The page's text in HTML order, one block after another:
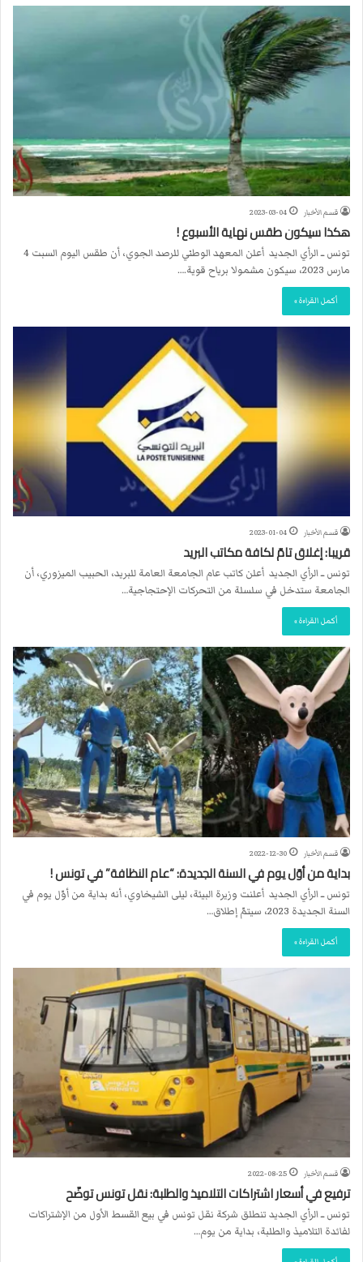
قسم الأخبار 2023-03-04
هكذا سيكون طقس نهاية الأسبوع !
تونس ــ الرأي الجديد أعلن المعهد الوطني للرصد الجوي، أن طقس اليوم السبت 4
مارس 2023، سيكون مشمولا برياح قوية.…
أكمل القراءة »
قسم الأخبار 2023-01-04
قريبا: إغلاق تامّ لكافة مكاتب البريد
تونس ــ الرأي الجديد أعلن كاتب عام الجامعة العامة للبريد، الحبيب الميزوري، أن
الجامعة ستدخل في سلسلة من التحركات الإحتجاجية…
أكمل القراءة »
قسم الأخبار 2022-12-30
بداية من أوّل يوم في السنة الجديدة: “عام النظافة” في تونس !
تونس ــ الرأي الجديد أعلنت وزيرة البيئة، ليلى الشيخاوي، أنه بداية من أوّل يوم في
السنة الجديدة 2023، سيتمّ إطلاق…
أكمل القراءة »
قسم الأخبار 2022-08-25
ترفيع في أسعار اشتراكات التلاميذ والطلبة: نقل تونس توضّح
تونس ــ الرأي الجديد تنطلق شركة نقل تونس في بيع القسط الأول من الإشتراكات
لفائدة التلاميذ والطلبة، بداية من يوم…